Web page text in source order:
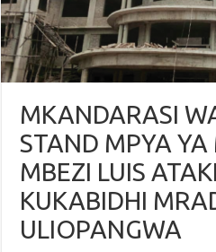
MKANDARASI
STAND MPYA
MBEZI LUIS
KUKABIDHI
ULIOPANGWA